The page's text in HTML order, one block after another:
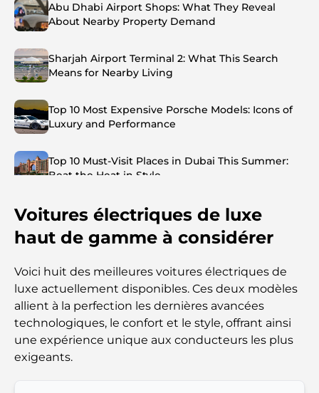
Abu Dhabi Airport Shops: What They Reveal
About Nearby Property Demand
Sharjah Airport Terminal 2: What This Search
Means for Nearby Living
Top 10 Most Expensive Porsche Models: Icons of
Luxury and Performance
Top 10 Must-Visit Places in Dubai This Summer:
Beat the Heat in Style
Top 7 Busiest Airports in the World: Hub of Global
Investors and Residents
Best Schools in Downtown Dubai: A Guide for
Families
Voitures électriques de luxe
haut de gamme à considérer
Voici huit des meilleures voitures électriques de
luxe actuellement disponibles. Ces deux modèles
allient à la perfection les dernières avancées
technologiques, le confort et le style, offrant ainsi
une expérience unique aux conducteurs les plus
exigeants.